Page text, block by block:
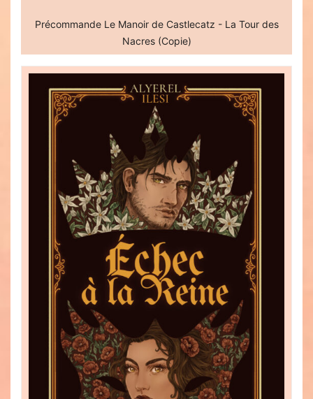
Précommande Le Manoir de Castlecatz - La Tour des
Nacres (Copie)